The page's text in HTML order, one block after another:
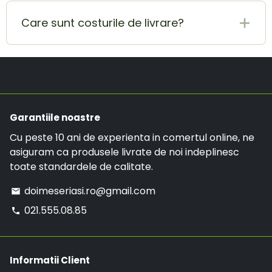
sa putem constanta paguba. DOAR solicitarile
primite pe aceasta adresa de email vor fi luate
tale sau pentru anularea acesteia,
Care sunt costurile de livrare?
Garantiile noastre
Cu peste 10 ani de experienta in comertul online, ne
asiguram ca produsele livrate de noi indeplinesc
toate standardele de calitate.
email doimeseriasi.ro@gmail.com
phone 021.555.08.85
Informatii Client